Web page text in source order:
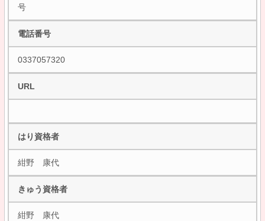
号
電話番号
0337057320
URL
はり資格者
紺野 康代
きゅう資格者
紺野 康代